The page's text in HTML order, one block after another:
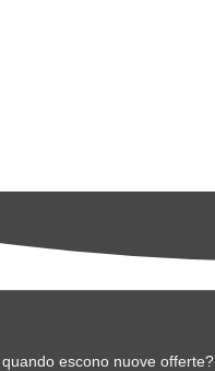
escono nuove offerte?